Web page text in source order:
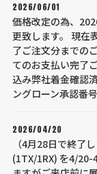
2026/06/01
価格改定の為、
更致します。 現在
了ご注文分までの
てのお支払い完了
込み弊社着金確認
ングローン承認番
2026/04/20
（4月28日で終了
(1TX/1RX) を4/20-